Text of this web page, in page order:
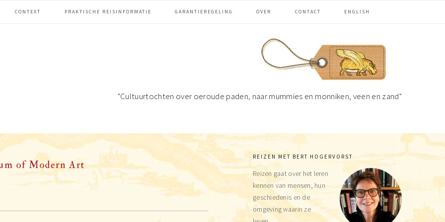
CONTEXT PRAKTISCHE REISINFORMATIE GARANTIEREGELING OVER CONTACT ENGLISH
"Cultuurtochten over oeroude paden, naar mummies en monniken, veen en zand"
of Modern Art
Primaire
Sidebar
REIZEN MET BERT HOGERVORST
Reizen gaat over het leren
kennen van mensen, hun
geschiedenis en de
omgeving waarin ze